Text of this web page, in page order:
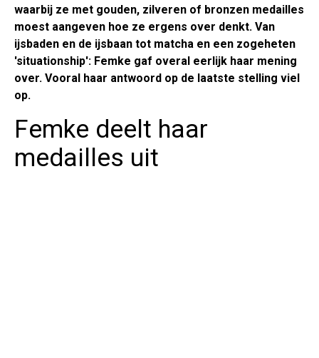
waarbij ze met gouden, zilveren of bronzen medailles
moest aangeven hoe ze ergens over denkt. Van
ijsbaden en de ijsbaan tot matcha en een zogeheten
'situationship': Femke gaf overal eerlijk haar mening
over. Vooral haar antwoord op de laatste stelling viel
op.
Femke deelt haar
medailles uit